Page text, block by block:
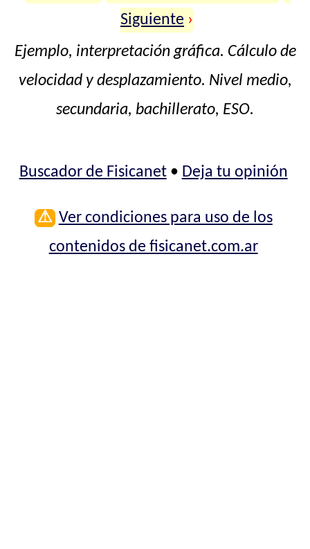
Siguiente ›
Ejemplo, interpretación gráfica. Cálculo de
velocidad y desplazamiento. Nivel medio,
secundaria, bachillerato, ESO.
Buscador de Fisicanet• Deja tu opinión
⚠ Ver condiciones para uso de los
contenidos de fisicanet.com.ar